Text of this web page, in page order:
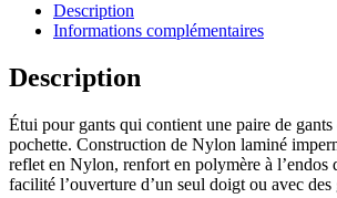
Description
Informations complémentaires
Description
Étui pour gants qui contient une paire de gants
pochette. Construction de Nylon laminé
reflet en Nylon, renfort en polymère à l’endos
facilité l’ouverture d’un seul doigt ou avec des